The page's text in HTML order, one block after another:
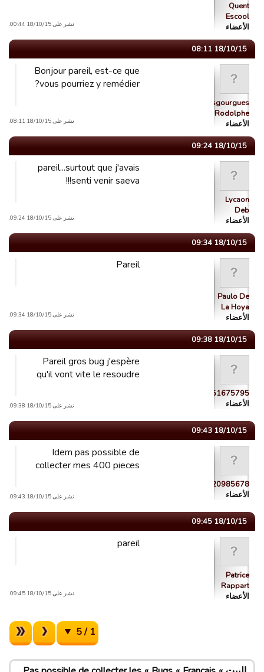
Quent
Escool
الأعضاء
نشر على 18/10/15 00:44.
18/10/15 08:11
Lesgourgues
Rodolphe
الأعضاء
Bonjour pareil, est-ce que
vous pourriez y remédier?
نشر على 18/10/15 08:11.
18/10/15 09:24
Lycaon
Deb
الأعضاء
pareil...surtout que j'avais
senti venir saeva!!!
نشر على 18/10/15 09:24.
18/10/15 09:34
Paulo De
La Hoya
الأعضاء
Pareil
نشر على 18/10/15 09:34.
18/10/15 09:38
guest_1443551675795
الأعضاء
Pareil gros bug j'espère
qu'il vont vite le resoudre
نشر على 18/10/15 09:38.
18/10/15 09:43
guest_1443520985678
الأعضاء
Idem pas possible de
collecter mes 400 pieces
نشر على 18/10/15 09:43.
18/10/15 09:45
Patrice
Rappart
الأعضاء
pareil
نشر على 18/10/15 09:45.
1 / 5